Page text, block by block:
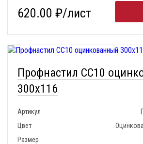
620.00 ₽/лист
Профнастил СС10
300х116
Артикул
Цвет
Размер